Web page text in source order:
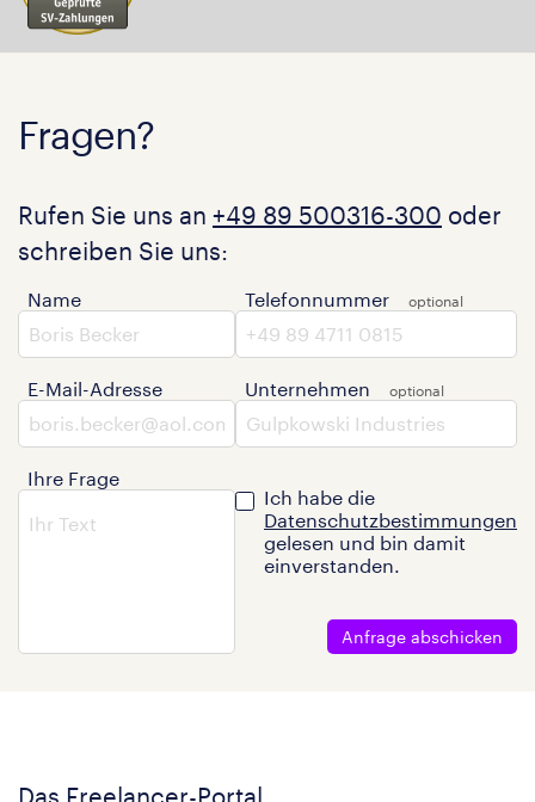
Fragen?
Rufen Sie uns an +49 89 500316-300 oder
schreiben Sie uns:
Name
E-Mail-Adresse
Ihre Frage
Telefonnummer
Unternehmen
Ich habe die
Datenschutzbestimmungen
gelesen und bin damit
einverstanden.
Anfrage abschicken
Das Freelancer-Portal